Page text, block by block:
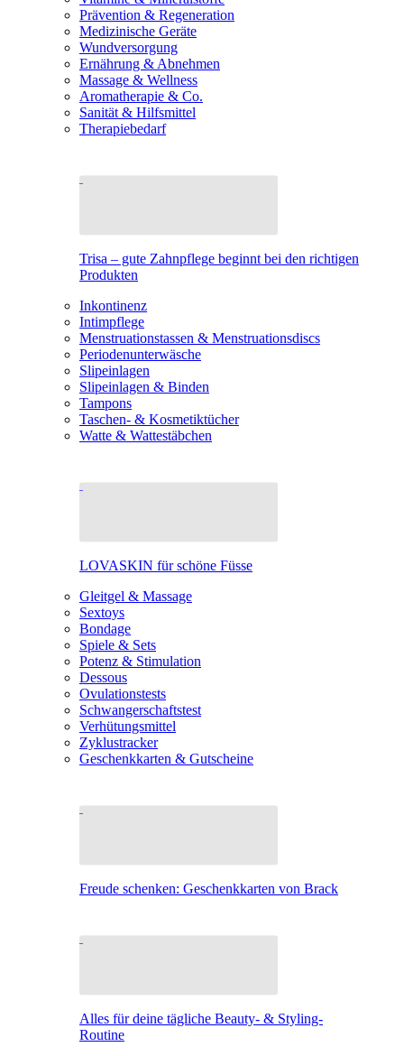
Prävention & Regeneration
Medizinische Geräte
Wundversorgung
Ernährung & Abnehmen
Massage & Wellness
Aromatherapie & Co.
Sanität & Hilfsmittel
Therapiebedarf
Trisa – gute Zahnpflege beginnt bei den richtigen
Produkten
Inkontinenz
Intimpflege
Menstruationstassen & Menstruationsdiscs
Periodenunterwäsche
Slipeinlagen
Slipeinlagen & Binden
Tampons
Taschen- & Kosmetiktücher
Watte & Wattestäbchen
LOVASKIN für schöne Füsse
Gleitgel & Massage
Sextoys
Bondage
Spiele & Sets
Potenz & Stimulation
Dessous
Ovulationstests
Schwangerschaftstest
Verhütungsmittel
Zyklustracker
Geschenkkarten & Gutscheine
Freude schenken: Geschenkkarten von Brack
Alles für deine tägliche Beauty- & Styling-
Routine